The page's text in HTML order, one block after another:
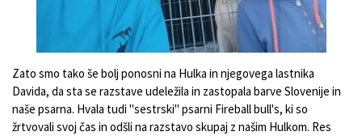
Zato smo tako še bolj ponosni na Hulka in njegovega lastnika
Davida, da sta se razstave udeležila in zastopala barve Slovenije in
naše psarna. Hvala tudi "sestrski" psarni Fireball bull's, ki so
žrtvovali svoj čas in odšli na razstavo skupaj z našim Hulkom. Res